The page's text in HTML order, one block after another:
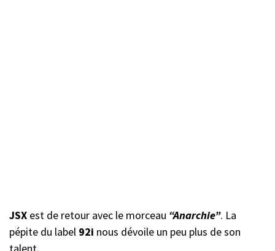
JSX est de retour avec le morceau “Anarchie”. La
pépite du label 92i nous dévoile un peu plus de son